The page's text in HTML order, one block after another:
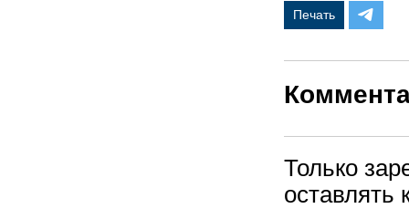
Печать
Только
оставлять